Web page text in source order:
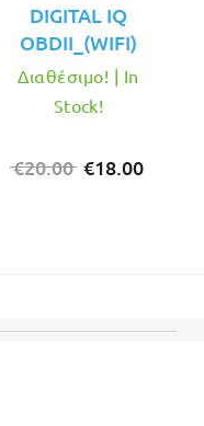
DIGITAL IQ
OBDII_(WIFI)
€20.00 Original
€18.00
Διαθέσιμο! | In
Stock!